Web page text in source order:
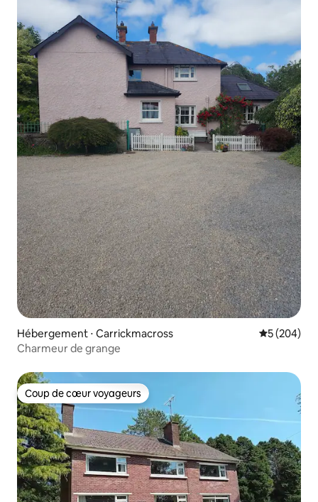
Hébergement ⋅ Carrickmacross Évaluation
5 (204)
Charmeur de grange
Coup de cœur voyageurs
Coup de cœur voyageurs